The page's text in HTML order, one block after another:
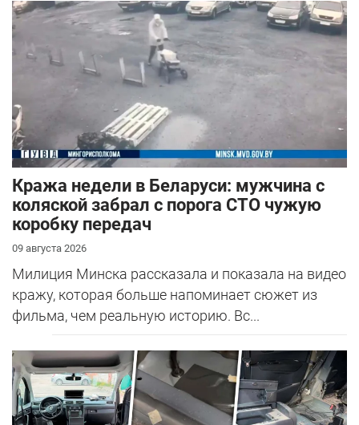
Кража недели в Беларуси: мужчина с
коляской забрал с порога СТО чужую
коробку передач
09 августа 2026
Милиция Минска рассказала и показала на видео
кражу, которая больше напоминает сюжет из
фильма, чем реальную историю. Вс...